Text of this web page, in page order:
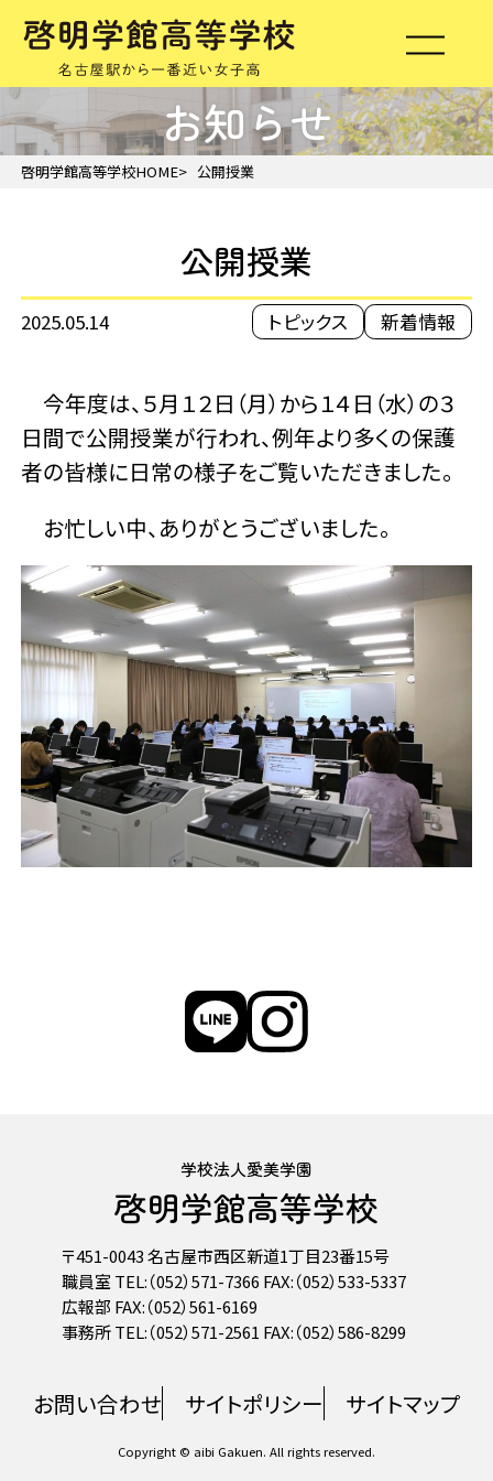
お知らせ
啓明学館高等学校HOME 公開授業
公開授業
2025.05.14 トピックス 新着情報
今年度は、５月１２日（月）から１４日（水）の３
日間で公開授業が行われ、例年より多くの保護
者の皆様に日常の様子をご覧いただきました。
お忙しい中、ありがとうございました。
学校法人愛美学園
啓明学館高等学校
〒451-0043 名古屋市西区新道1丁目23番15号
職員室 TEL:（052）571-7366 FAX:（052）533-5337
広報部 FAX:（052）561-6169
事務所 TEL:（052）571-2561 FAX:（052）586-8299
お問い合わせ サイトポリシー サイトマップ
Copyright © aibi Gakuen. All rights reserved.